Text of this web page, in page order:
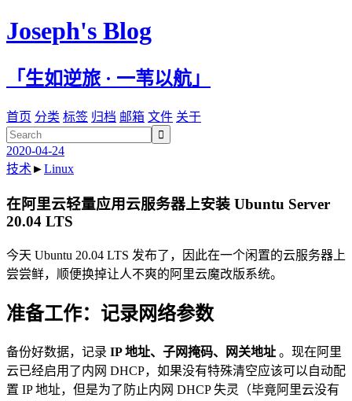
Joseph's Blog
「生如逆旅 · 一苇以航」
首页 分类 标签 归档 邮箱 文件 关于

2020-04-24
技术►Linux
在阿里云轻量应用云服务器上安装 Ubuntu Server
20.04 LTS
今天 Ubuntu 20.04 LTS 发布了，因此在一个闲置的云服务器上
尝尝鲜，顺便换掉让人不爽的阿里云魔改版系统。
准备工作：记录网络参数
备份好数据，记录 IP 地址、子网掩码、网关地址 。现在阿里
云已经启用了内网 DHCP，如果没有特殊清空应该可以自动配
置 IP 地址，但是为了防止内网 DHCP 失灵（毕竟阿里云没有